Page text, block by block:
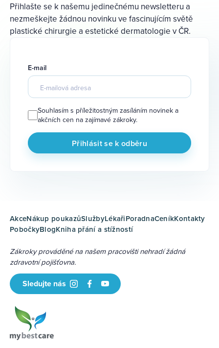
Přihlašte se k našemu jedinečnému newsletteru a
nezmeškejte žádnou novinku ve fascinujícím světě
plastické chirurgie a estetické dermatologie v ČR.
E-mail
Souhlasím s příležitostným zasíláním novinek a
akčních cen na zajímavé zákroky.
AkceNákup poukazůSlužbyLékařiPoradnaCeníkKontakty
PobočkyBlogKniha přání a stížností
Zákroky prováděné na našem pracovišti nehradí žádná
zdravotní pojišťovna.
Sledujte nás